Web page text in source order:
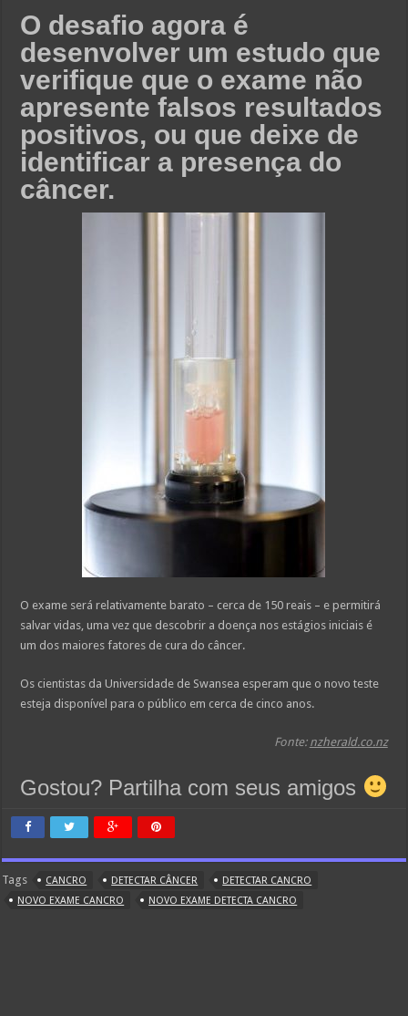
O desafio agora é
desenvolver um estudo que
verifique que o exame não
apresente falsos resultados
positivos, ou que deixe de
identificar a presença do
câncer.
O exame será relativamente barato – cerca de 150 reais – e permitirá
salvar vidas, uma vez que descobrir a doença nos estágios iniciais é
um dos maiores fatores de cura do câncer.
Os cientistas da Universidade de Swansea esperam que o novo teste
esteja disponível para o público em cerca de cinco anos.
Fonte: nzherald.co.nz
Gostou? Partilha com seus amigos
Tags CANCRO DETECTAR CÂNCER
DETECTAR CANCRO
NOVO EXAME CANCRO
NOVO EXAME DETECTA CANCRO